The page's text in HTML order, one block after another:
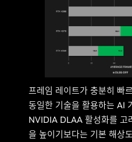
프레임 레이트가 충분히 빠
동일한 기술을 활용하는 AI
NVIDIA DLAA 활성화를 고
을 높이기보다는 기본 해상